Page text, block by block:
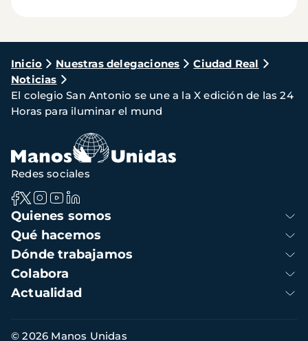
Ruta
de
navegación
Inicio Nuestras delegaciones
Ciudad Real
Noticias
El colegio San Antonio se une a la X edición de las 24
Horas para iluminar el mund
Navegación
principal
Quienes somos
Qué hacemos
Dónde trabajamos
Colabora
Actualidad
Redes sociales
Información
© 2026 Manos Unidas